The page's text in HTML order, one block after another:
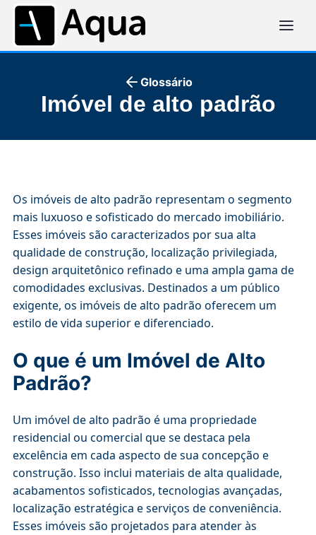
Glossário
Imóvel de alto padrão
Os imóveis de alto padrão representam o segmento
mais luxuoso e sofisticado do mercado imobiliário.
Esses imóveis são caracterizados por sua alta
qualidade de construção, localização privilegiada,
design arquitetônico refinado e uma ampla gama de
comodidades exclusivas. Destinados a um público
exigente, os imóveis de alto padrão oferecem um
estilo de vida superior e diferenciado.
O que é um Imóvel de Alto
Padrão?
Um imóvel de alto padrão é uma propriedade
residencial ou comercial que se destaca pela
excelência em cada aspecto de sua concepção e
construção. Isso inclui materiais de alta qualidade,
acabamentos sofisticados, tecnologias avançadas,
localização estratégica e serviços de conveniência.
Esses imóveis são projetados para atender às